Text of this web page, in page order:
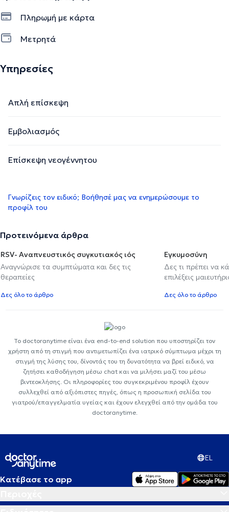
Πληρωμή με κάρτα
Μετρητά
Υπηρεσίες
Απλή επίσκεψη
Εμβολιασμός
Επίσκεψη νεογέννητου
Γνωρίζεις τον ειδικό; Βοήθησέ μας να ενημερώσουμε το
προφίλ του
Προτεινόμενα άρθρα
RSV- Αναπνευστικός συγκυτιακός ιός
Αναγνώρισε τα συμπτώματα και δες τις
θεραπείες
Δες όλο το άρθρο
Εγκυμοσύνη
Δες τι πρέπει να
επιλέξεις
Δες όλο το άρθρο
Το doctoranytime είναι ένα end-to-end solution που υποστηρίζει τον
χρήστη από τη στιγμή που αντιμετωπίζει ένα ιατρικό σύμπτωμα μέχρι τη
στιγμή της λύσης του, δίνοντάς του τη δυνατότητα να βρεί ειδικό, να
ζητήσει καθοδήγηση μέσω chat και να μιλήσει μαζί του μέσω
βιντεοκλήσης. Οι πληροφορίες του συγκεκριμένου προφίλ έχουν
συλλεχθεί από αξιόπιστες πηγές, όπως η προσωπική σελίδα του
γιατρού/επαγγελματία υγείας και έχουν ελεγχθεί από την ομάδα του
doctoranytime.
EL
Κατέβασε το app